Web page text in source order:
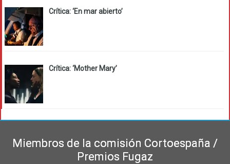
Crítica: ‘En mar abierto’
Crítica: ‘Mother Mary’
Miembros de la comisión Cortoespaña /
Premios Fugaz